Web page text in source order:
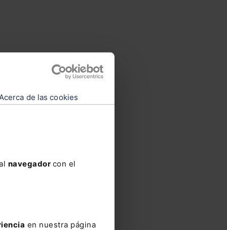
de las cookies
navegador con el
en nuestra página
de